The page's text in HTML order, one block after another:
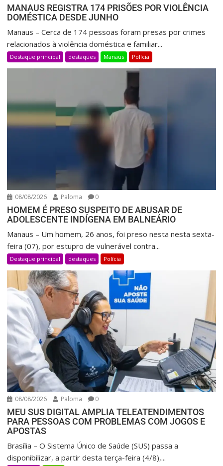
MANAUS REGISTRA 174 PRISÕES POR VIOLÊNCIA
DOMÉSTICA DESDE JUNHO
Manaus – Cerca de 174 pessoas foram presas por crimes
relacionados à violência doméstica e familiar...
Destaque principal destaques Manaus Polícia
08/08/2026 Paloma 0
HOMEM É PRESO SUSPEITO DE ABUSAR DE
ADOLESCENTE INDÍGENA EM BALNEÁRIO
Manaus – Um homem, 26 anos, foi preso nesta nesta sexta-
feira (07), por estupro de vulnerável contra...
Destaque principal destaques Polícia
08/08/2026 Paloma 0
MEU SUS DIGITAL AMPLIA TELEATENDIMENTOS
PARA PESSOAS COM PROBLEMAS COM JOGOS E
APOSTAS
Brasília – O Sistema Único de Saúde (SUS) passa a
disponibilizar, a partir desta terça-feira (4/8),...